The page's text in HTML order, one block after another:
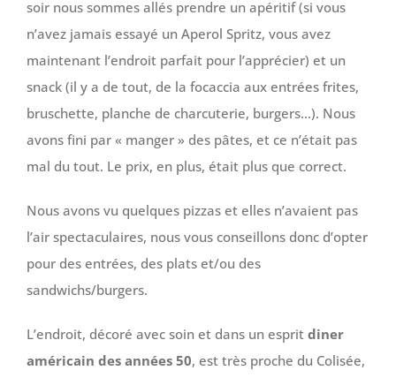
soir nous sommes allés prendre un apéritif (si vous
n’avez jamais essayé un Aperol Spritz, vous avez
maintenant l’endroit parfait pour l’apprécier) et un
snack (il y a de tout, de la focaccia aux entrées frites,
bruschette, planche de charcuterie, burgers…). Nous
avons fini par « manger » des pâtes, et ce n’était pas
mal du tout. Le prix, en plus, était plus que correct.
Nous avons vu quelques pizzas et elles n’avaient pas
l’air spectaculaires, nous vous conseillons donc d’opter
pour des entrées, des plats et/ou des
sandwichs/burgers.
L’endroit, décoré avec soin et dans un esprit diner
américain des années 50, est très proche du Colisée,